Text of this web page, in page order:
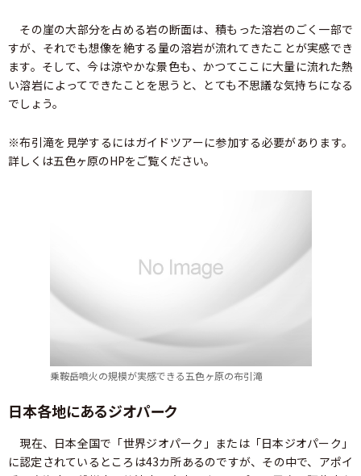
その崖の大部分を占める岩の断面は、積もった溶岩のごく一部で
すが、それでも想像を絶する量の溶岩が流れてきたことが実感でき
ます。そして、今は涼やかな景色も、かつてここに大量に流れた熱
い溶岩によってできたことを思うと、とても不思議な気持ちになる
でしょう。
※布引滝を見学するにはガイドツアーに参加する必要があります。
詳しくは五色ヶ原のHPをご覧ください。
乗鞍岳噴火の規模が実感できる五色ヶ原の布引滝
日本各地にあるジオパーク
現在、日本全国で「世界ジオパーク」または「日本ジオパーク」
に認定されているところは43カ所あるのですが、その中で、アポイ